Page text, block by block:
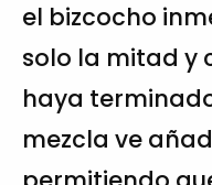
el bizcocho
solo la mitad y
haya
mezcla ve